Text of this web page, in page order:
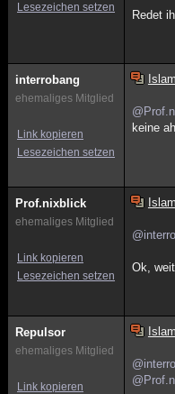
Lesezeichen setzen
Redet
interrobang
ehemaliges Mitglied
Link kopieren
Lesezeichen setzen
keine
Prof.nixblick
ehemaliges Mitglied
Link kopieren
Lesezeichen setzen
Ok,
Repulsor
ehemaliges Mitglied
Link kopieren